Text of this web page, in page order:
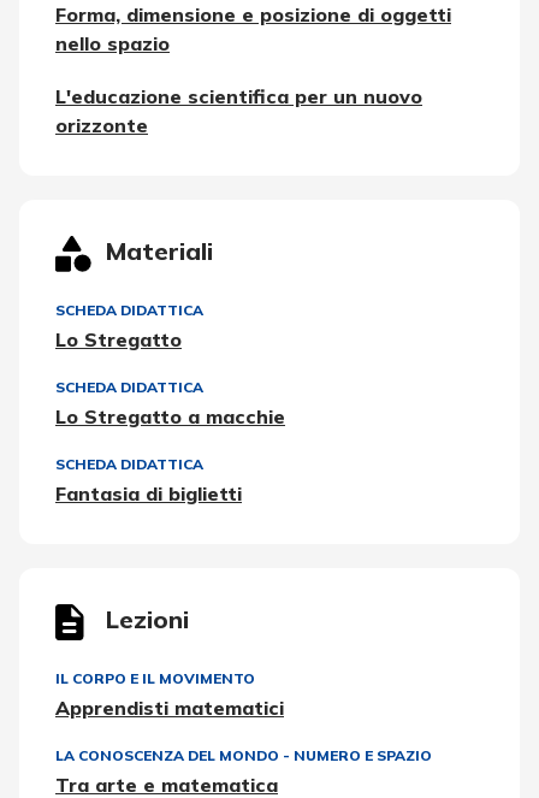
Forma, dimensione e posizione di oggetti
nello spazio
L'educazione scientifica per un nuovo
orizzonte
Materiali
SCHEDA DIDATTICA
Lo Stregatto
SCHEDA DIDATTICA
Lo Stregatto a macchie
SCHEDA DIDATTICA
Fantasia di biglietti
Lezioni
IL CORPO E IL MOVIMENTO
Apprendisti matematici
LA CONOSCENZA DEL MONDO - NUMERO E SPAZIO
Tra arte e matematica